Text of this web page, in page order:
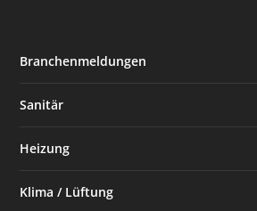
Branchenmeldungen
Sanitär
Heizung
Klima / Lüftung